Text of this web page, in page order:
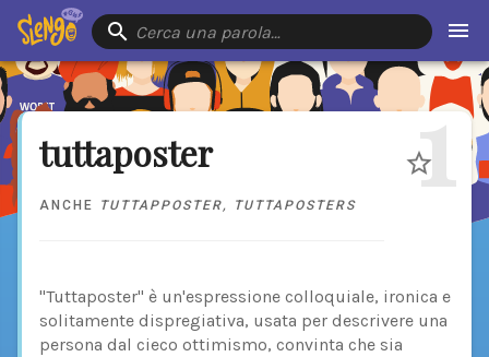
Cerca una parola…
tuttaposter
ANCHE TUTTAPPOSTER, TUTTAPOSTERS 1
"Tuttaposter" è un'espressione colloquiale, ironica e
solitamente dispregiativa, usata per descrivere una
persona dal cieco ottimismo, convinta che sia